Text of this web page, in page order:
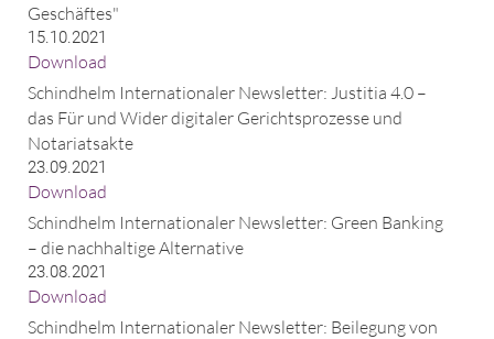
Geschäftes"
15.10.2021
Download
Schindhelm Internationaler Newsletter: Justitia 4.0 –
das Für und Wider digitaler Gerichtsprozesse und
Notariatsakte
23.09.2021
Download
Schindhelm Internationaler Newsletter: Green Banking
– die nachhaltige Alternative
23.08.2021
Download
Schindhelm Internationaler Newsletter: Beilegung von